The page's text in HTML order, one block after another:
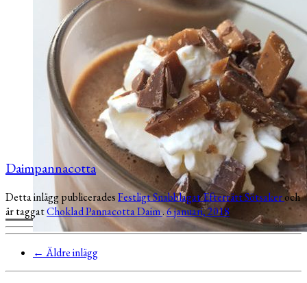
Daimpannacotta
Detta inlägg publiceradesFestligtSnabblagatEfterrättSötsakeroch
är taggatChokladPannacottaDaim.6 januari, 2018
← Äldre inlägg